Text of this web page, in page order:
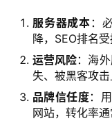
互
网
服务器成本 ：
降，SEO排名受
运营风险：海
失、被黑客攻击
品牌信任度：
网站，转化率